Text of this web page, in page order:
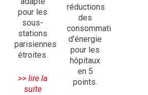
pour les
sous-
stations
parisiennes
étroites.
>> lire la
suite
réductions
des
consommations
d'énergie
pour les
hôpitaux
en 5
points.